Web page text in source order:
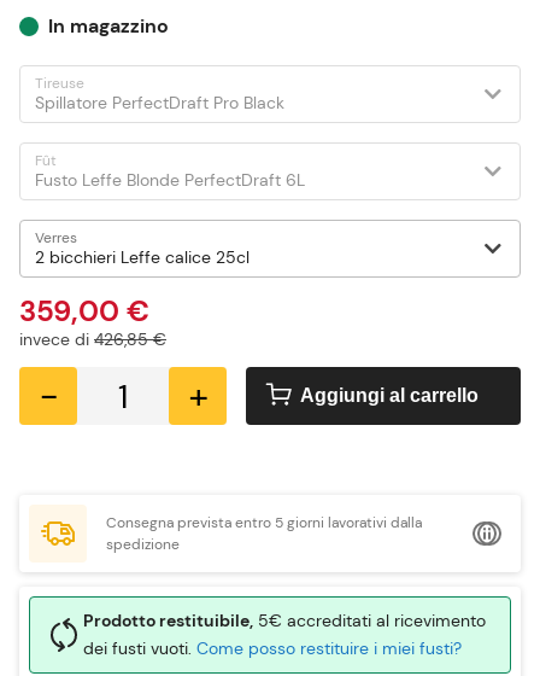
In magazzino
Tireuse
Fût
Verres
359,00 €
invece di 426,85 €
- + Aggiungi al carrello
Prodotto restituibile, 5€ accreditati al ricevimento
dei fusti vuoti. Come posso restituire i miei fusti?
Consegna prevista entro 5 giorni lavorativi dalla
spedizione